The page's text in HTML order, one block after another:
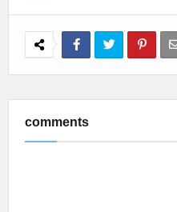
comments